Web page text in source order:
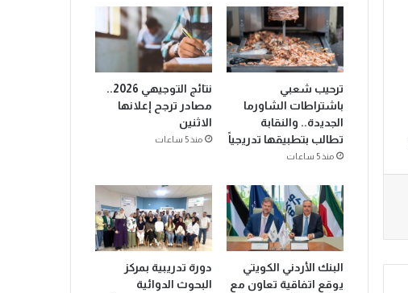
ترحيب شعبي
باشتراطات الشاورما
الجديدة.. والنقابة
تطالب بتطبيقها تدريجياً
منذ 5 ساعات
نتائج التوجيهي 2026..
مصادر ترجح إعلانها
الاثنين
منذ 5 ساعات
البنك الأردني الكويتي
يوقع اتفاقية تعاون مع
دورة تدريبية بمركز
البحوث الدوائية